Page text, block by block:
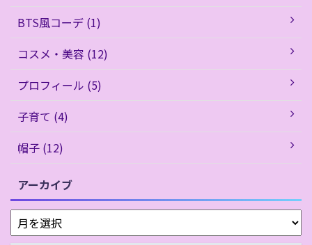
BTS風コーデ (1)
コスメ・美容 (12)
プロフィール (5)
子育て (4)
帽子 (12)
アーカイブ